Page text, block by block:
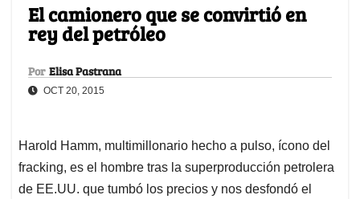
El camionero que se convirtió en
rey del petróleo
Por Elisa Pastrana
OCT 20, 2015
Harold Hamm, multimillonario hecho a pulso, ícono del
fracking, es el hombre tras la superproducción petrolera
de EE.UU. que tumbó los precios y nos desfondó el